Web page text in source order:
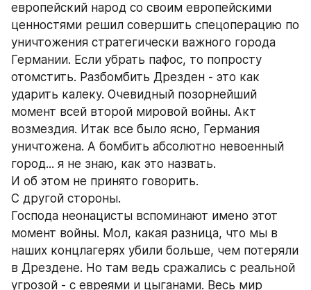
европейский народ со своим европейскими
ценностями решил совершить спецоперацию по
уничтожения стратегически важного города
Германии. Если убрать пафос, то попросту
отомстить. Разбомбить Дрезден - это как
ударить калеку. Очевидный позорнейший
момент всей второй мировой войны. Акт
возмездия. Итак все было ясно, Германия
уничтожена. А бомбить абсолютно невоенный
город... я не знаю, как это назвать.
И об этом не принято говорить.
С другой стороны.
Господа неонацисты вспоминают имено этот
момент войны. Мол, какая разница, что мы в
наших концлагерях убили больше, чем потеряли
в Дрездене. Но там ведь сражались с реальной
угрозой - с евреями и цыганами. Весь мир